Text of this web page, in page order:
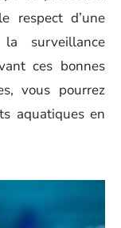
respect d’une
surveillance
ces bonnes
vous pourrez
aquatiques en